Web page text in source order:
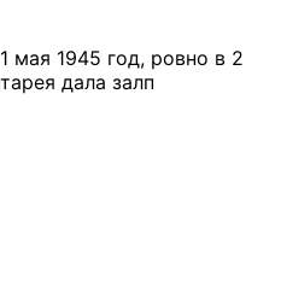
мая 1945 год, ровно в 2
дала залп